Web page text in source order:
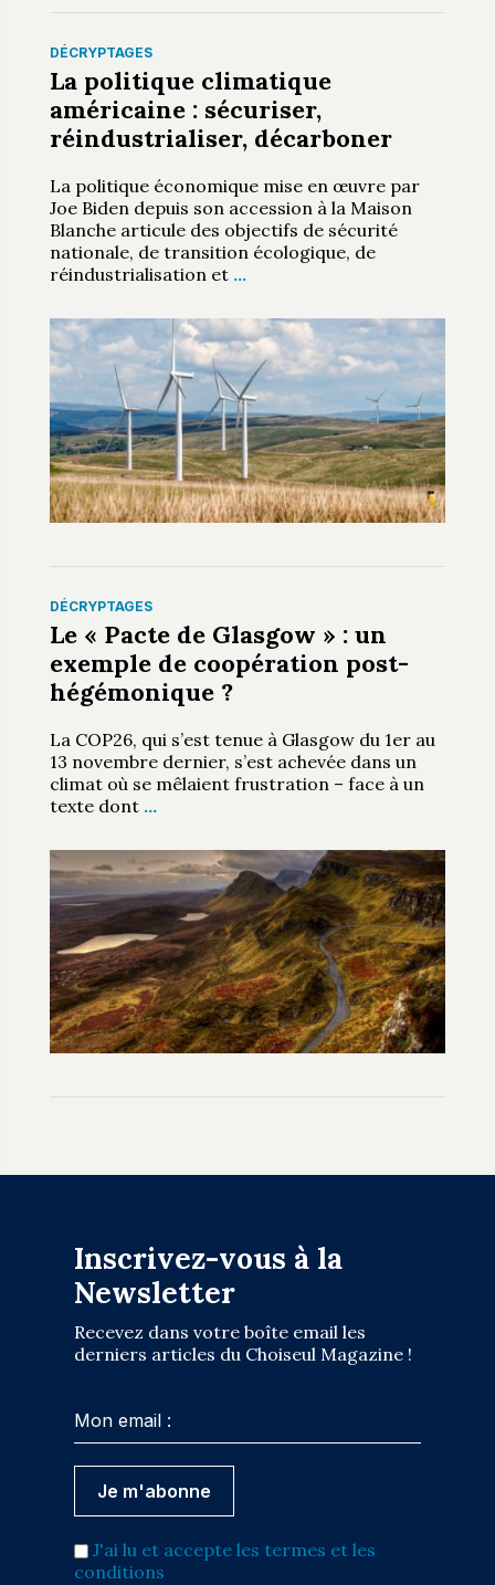
DÉCRYPTAGES
La politique climatique
américaine : sécuriser,
réindustrialiser, décarboner
La politique économique mise en œuvre par
Joe Biden depuis son accession à la Maison
Blanche articule des objectifs de sécurité
nationale, de transition écologique, de
réindustrialisation et …
DÉCRYPTAGES
Le « Pacte de Glasgow » : un
exemple de coopération post-
hégémonique ?
La COP26, qui s’est tenue à Glasgow du 1er au
13 novembre dernier, s’est achevée dans un
climat où se mêlaient frustration – face à un
texte dont …
Inscrivez-vous à la
Newsletter
Recevez dans votre boîte email les
derniers articles du Choiseul Magazine !
J'ai lu et accepte les termes et les
conditions